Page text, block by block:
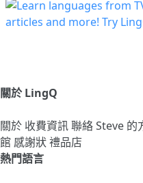
關於 LingQ
關於 收費資訊聯絡Steve 的
館 感謝狀禮品店
熱門語言